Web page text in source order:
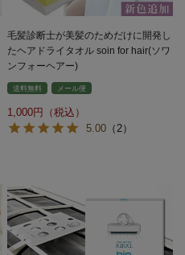
毛髪診断士が美髪のためだけに開発し
たヘアドライタオル soin for hair(ソワ
ンフォーヘアー)
送料無料 メール便
1,000
5.00 （2）